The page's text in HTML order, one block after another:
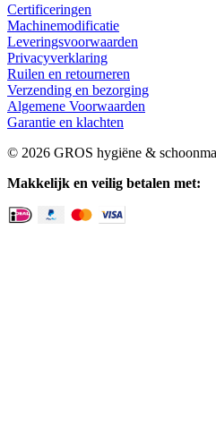
Certificeringen
Machinemodificatie
Leveringsvoorwaarden
Privacyverklaring
Ruilen en retourneren
Verzending en bezorging
Algemene Voorwaarden
Garantie en klachten
© 2026 GROS hygiëne &
Makkelijk en veilig betalen met: